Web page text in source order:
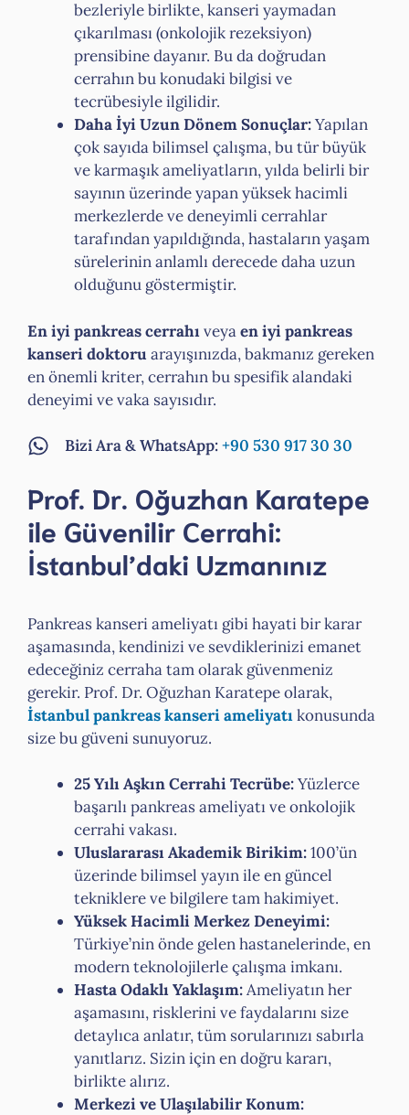
bezleriyle birlikte, kanseri yaymadan
çıkarılması (onkolojik rezeksiyon)
prensibine dayanır. Bu da doğrudan
cerrahın bu konudaki bilgisi ve
tecrübesiyle ilgilidir.
Daha İyi Uzun Dönem Sonuçlar:Yapılan
çok sayıda bilimsel çalışma, bu tür büyük
ve karmaşık ameliyatların, yılda belirli bir
sayının üzerinde yapan yüksek hacimli
merkezlerde ve deneyimli cerrahlar
tarafından yapıldığında, hastaların yaşam
sürelerinin anlamlı derecede daha uzun
olduğunu göstermiştir.
En iyi pankreas cerrahıveyaen iyi pankreas
kanseri doktoru arayışınızda, bakmanız gereken
en önemli kriter, cerrahın bu spesifik alandaki
deneyimi ve vaka sayısıdır.
Bizi Ara & WhatsApp:+90 530 917 30 30
Prof. Dr. Oğuzhan Karatepe
ile Güvenilir Cerrahi:
İstanbul’daki Uzmanınız
Pankreas kanseri ameliyatı gibi hayati bir karar
aşamasında, kendinizi ve sevdiklerinizi emanet
edeceğiniz cerraha tam olarak güvenmeniz
gerekir. Prof. Dr. Oğuzhan Karatepe olarak,
İstanbul pankreas kanseri ameliyatıkonusunda
size bu güveni sunuyoruz.
25 Yılı Aşkın Cerrahi Tecrübe:Yüzlerce
başarılı pankreas ameliyatı ve onkolojik
cerrahi vakası.
Uluslararası Akademik Birikim:100’ün
üzerinde bilimsel yayın ile en güncel
tekniklere ve bilgilere tam hakimiyet.
Yüksek Hacimli Merkez Deneyimi:
Türkiye’nin önde gelen hastanelerinde, en
modern teknolojilerle çalışma imkanı.
Hasta Odaklı Yaklaşım:Ameliyatın her
aşamasını, risklerini ve faydalarını size
detaylıca anlatır, tüm sorularınızı sabırla
yanıtlarız. Sizin için en doğru kararı,
birlikte alırız.
Merkezi ve Ulaşılabilir Konum: